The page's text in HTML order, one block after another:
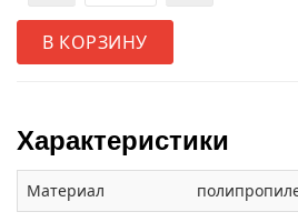
В КОРЗИНУ
Характеристики
Материал